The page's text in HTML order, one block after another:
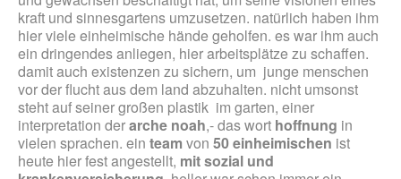
kraft und sinnesgartens umzusetzen. natürlich haben ihm
hier viele einheimische hände geholfen. es war ihm auch
ein dringendes anliegen, hier arbeitsplätze zu schaffen.
damit auch existenzen zu sichern, um junge menschen
vor der flucht aus dem land abzuhalten. nicht umsonst
steht auf seiner großen plastik im garten, einer
interpretation derarche noah,- das wort hoffnung in
vielen sprachen. ein team von 50 einheimischen ist
heute hier fest angestellt, mit sozial und